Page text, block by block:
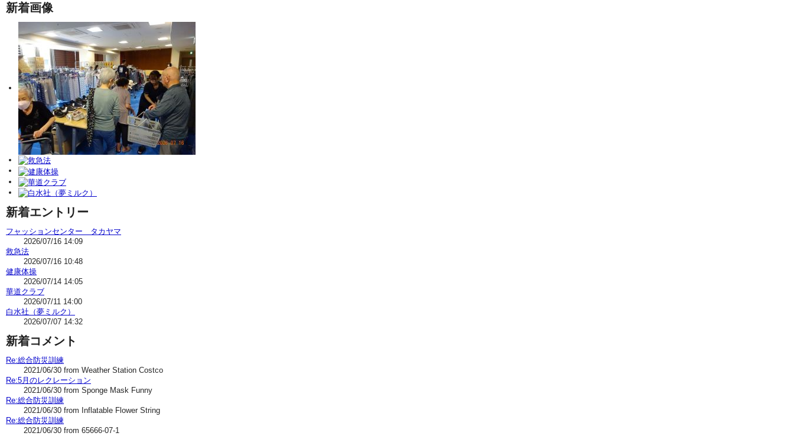
新着画像
新着エントリー
フャッションセンター タカヤマ
2026/07/16 14:09
救急法
2026/07/16 10:48
健康体操
2026/07/14 14:05
華道クラブ
2026/07/11 14:00
白水社（夢ミルク）
2026/07/07 14:32
新着コメント
Re:総合防災訓練
2021/06/30 from Weather Station Costco
Re:5月のレクレーション
2021/06/30 from Sponge Mask Funny
Re:総合防災訓練
2021/06/30 from Inflatable Flower String
Re:総合防災訓練
2021/06/30 from 65666-07-1